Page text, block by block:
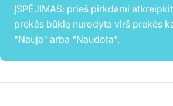
ĮSPĖJIMAS: prieš pirkdami
prekės būklę nurodyta virš prekės
"Nauja" arba "Naudota".